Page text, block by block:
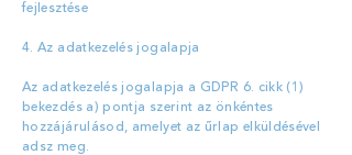
fejlesztése
4. Az adatkezelés jogalapja​
Az adatkezelés jogalapja a GDPR 6. cikk (1)
bekezdés a) pontja szerint az önkéntes
hozzájárulásod, amelyet az űrlap elküldésével
adsz meg.